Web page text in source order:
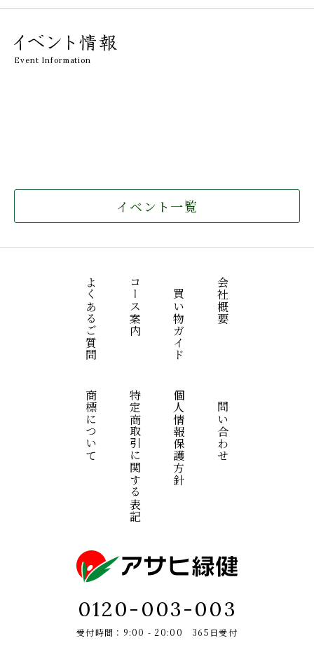
Event Information
イベント一覧
会社概要
お買い物ガイド
コース案内
よくあるご質問
お問い合わせ
個人情報保護方針
特定商取引に関する表記
商標について
0120-003-003
受付時間：9:00 - 20:00 365日受付